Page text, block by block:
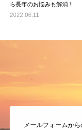
ら長年のお悩みも解消！
2022.06.11
メールフォームか